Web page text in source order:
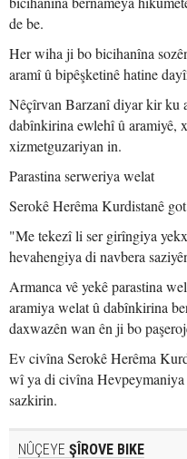
de be.
Her wiha ji bo bicihanîna
aramî û bipêşketinê hatine
Nêçîrvan Barzanî diyar kir ku
dabînkirina ewlehî û aramiyê,
xizmetguzariyan in.
Parastina serweriya welat
Serokê Herêma Kurdistanê
"Me tekezî li ser girîngiya
hevahengiya di navbera
Armanca vê yekê parastina
aramiya welat û dabînkirina
daxwazên wan ên ji bo
Ev civîna Serokê Herêma
wî ya di civîna
sazkirin.
NÛÇEYE ŞÎROVE BIKE